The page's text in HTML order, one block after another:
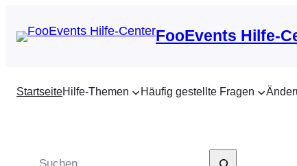
FooEvents Hilfe-
StartseiteHilfe-Themen Häufig gestellte Fragen